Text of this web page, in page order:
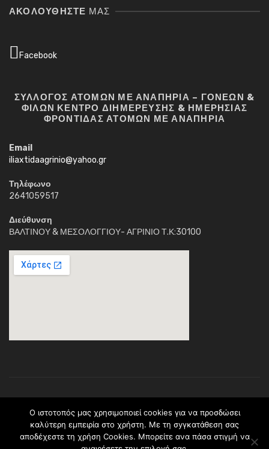
ΑΚΟΛΟΥΘΉΣΤΕ ΜΑΣ
Facebook
ΣΥΛΛΟΓΟΣ ΑΤΟΜΩΝ ΜΕ ΑΝΑΠΗΡΙΑ – ΓΟΝΕΩΝ &
ΦΙΛΩΝ ΚΕΝΤΡΟ ΔΙΗΜΕΡΕΥΣΗΣ & ΗΜΕΡΗΣΙΑΣ
ΦΡΟΝΤΙΔΑΣ ΑΤΟΜΩΝ ΜΕ ΑΝΑΠΗΡΙΑ
Email
iliaxtidaagrinio@yahoo.gr
Τηλέφωνο
2641059517
Διεύθυνση
ΒΑΛΤΙΝΟΥ & ΜΕΣΟΛΟΓΓΙΟΥ- ΑΓΡΙΝΙΟ Τ.Κ:30100
νομίμου δικαιώματος.Το περιεχόμενο ανήκει (C) στο σύλλογο
Ηλιαχτίδα * ΠΡΑΞΗ: <> Υλοποιείται στο πλαίσιο του Επιχειρησιακού
Προγράμματος <> και συγχρηματοδοτείται από το Ευρωπαϊκό
O ιστοτοπός μας χρησιμοποιεί cookies για να προσδώσει
καλύτερη εμπειρία στο χρήστη. Με τη σyγκατάθεση σας
αποδέχεστε τη χρήση Cookies. Μπορείτε ανα πάσα στιγμἠ να